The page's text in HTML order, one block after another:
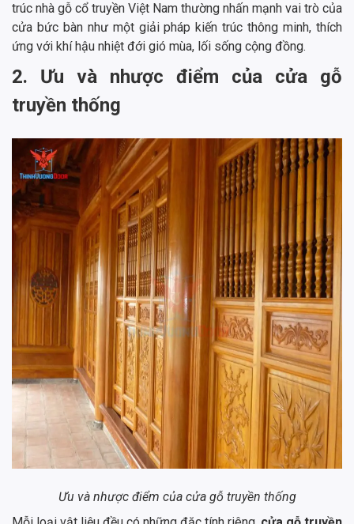
trúc nhà gỗ cổ truyền Việt Nam thường nhấn mạnh vai trò của
cửa bức bàn như một giải pháp kiến trúc thông minh, thích
ứng với khí hậu nhiệt đới gió mùa, lối sống cộng đồng.
2. Ưu và nhược điểm của cửa gỗ
truyền thống
Ưu và nhược điểm của cửa gỗ truyền thống